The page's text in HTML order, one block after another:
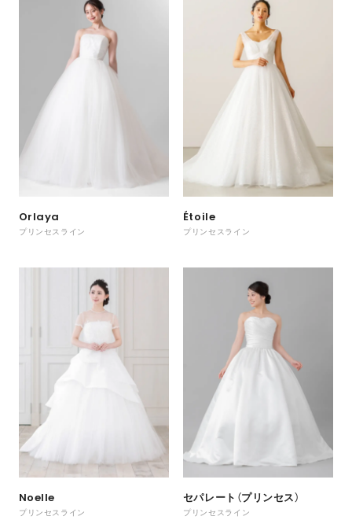
Orlaya
プリンセスライン
Étoile
プリンセスライン
Noelle
プリンセスライン
セパレート（プリンセス）
プリンセスライン